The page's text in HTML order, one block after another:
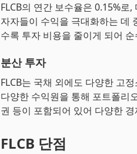
FLCB의 연간 보수율은 0.15%로
자자들이 수익을 극대화하는 데
수록 투자 비용을 줄이게 되어
분산 투자
FLCB는 국채 외에도 다양한 고
다양한 수익원을 통해 포트폴리
권 등이 포함되어 있어 다양한
FLCB 단점